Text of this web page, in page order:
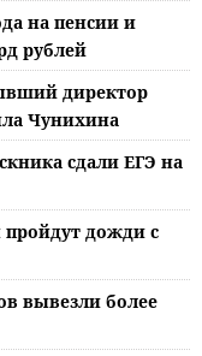
на пенсии и
рублей
директор
Чунихина
сдали ЕГЭ на
пройдут дожди с
вывезли более